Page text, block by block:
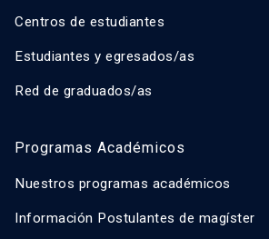
Centros de estudiantes
Estudiantes y egresados/as
Red de graduados/as
Programas Académicos
Nuestros programas académicos
Información Postulantes de magíster